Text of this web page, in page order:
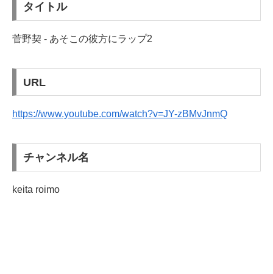
タイトル
菅野契 - あそこの彼方にラップ2
URL
https://www.youtube.com/watch?v=JY-zBMvJnmQ
チャンネル名
keita roimo